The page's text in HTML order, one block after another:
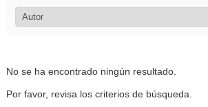
No se ha encontrado ningún resultado.
Por favor, revisa los criterios de búsqueda.